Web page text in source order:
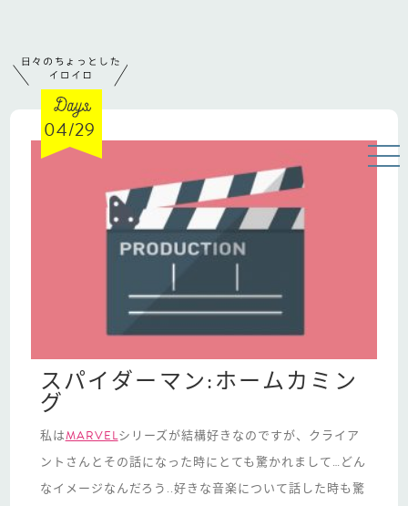
04/29
スパイダーマン:ホームカミン
グ
私はMARVELシリーズが結構好きなのですが、クライア
ントさんとその話になった時にとても驚かれまして…どん
なイメージなんだろう..好きな音楽について話した時も驚